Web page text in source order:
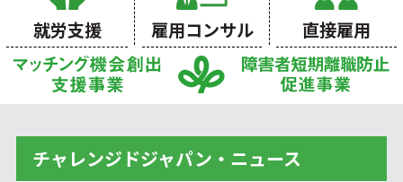
就労支援 雇用コンサル 直接雇用
チャレンジドジャパン・ニュース